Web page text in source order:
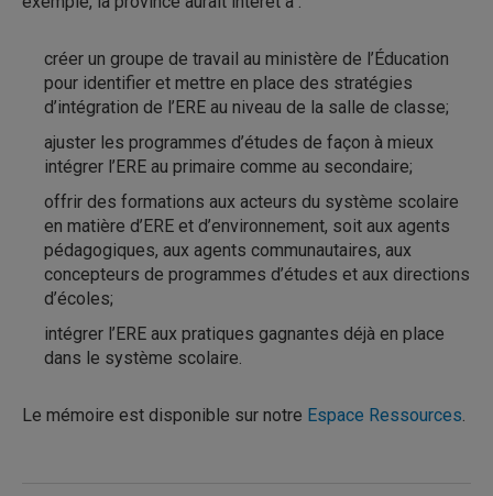
créer un groupe de travail au ministère de l’Éducation
pour identifier et mettre en place des stratégies
d’intégration de l’ERE au niveau de la salle de classe;
ajuster les programmes d’études de façon à mieux
intégrer l’ERE au primaire comme au secondaire;
offrir des formations aux acteurs du système scolaire
en matière d’ERE et d’environnement, soit aux agents
pédagogiques, aux agents communautaires, aux
concepteurs de programmes d’études et aux directions
d’écoles;
intégrer l’ERE aux pratiques gagnantes déjà en place
dans le système scolaire.
Le mémoire est disponible sur notre Espace Ressources.